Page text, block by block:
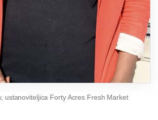
ustanoviteljica Forty Acres Fresh Market